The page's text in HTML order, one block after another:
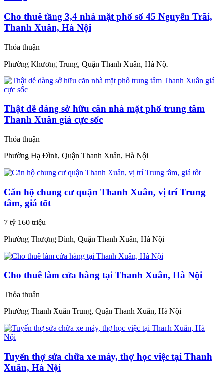
Cho thuê tầng 3,4 nhà mặt phố số 45 Nguyễn Trãi,
Thanh Xuân, Hà Nội
Thỏa thuận
Phường Khương Trung, Quận Thanh Xuân, Hà Nội
Thật dễ dàng sở hữu căn nhà mặt phố trung tâm
Thanh Xuân giá cực sốc
Thỏa thuận
Phường Hạ Đình, Quận Thanh Xuân, Hà Nội
Căn hộ chung cư quận Thanh Xuân, vị trí Trung
tâm, giá tốt
7 tỷ 160 triệu
Phường Thượng Đình, Quận Thanh Xuân, Hà Nội
Cho thuê làm cửa hàng tại Thanh Xuân, Hà Nội
Thỏa thuận
Phường Thanh Xuân Trung, Quận Thanh Xuân, Hà Nội
Tuyển thợ sửa chữa xe máy, thợ học việc tại Thanh
Xuân, Hà Nội